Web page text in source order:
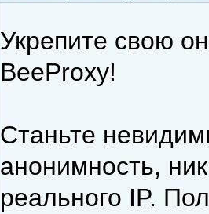
Укрепите свою
BeeProxy!
Станьте
анонимность,
реального IP.